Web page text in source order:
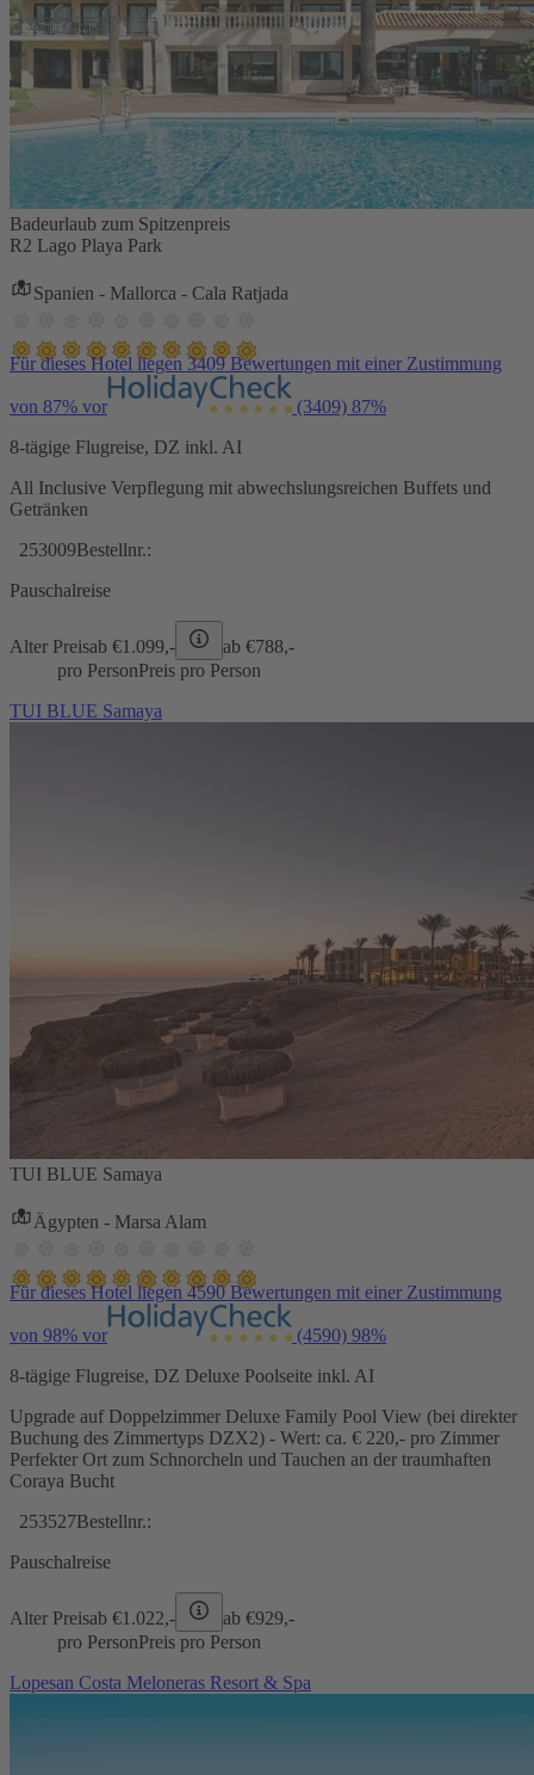
Badeurlaub zum Spitzenpreis
R2 Lago Playa Park
Spanien - Mallorca - Cala Ratjada
Für dieses Hotel liegen 3409 Bewertungen mit einer Zustimmung
von 87% vor (3409) 87%
8-tägige Flugreise, DZ inkl. AI
All Inclusive Verpflegung mit abwechslungsreichen Buffets und
Getränken
253009Bestellnr.:
Pauschalreise
Alter Preisab €1.099,- ab €788,-
pro PersonPreis pro Person
TUI BLUE Samaya
TUI BLUE Samaya
Ägypten - Marsa Alam
Für dieses Hotel liegen 4590 Bewertungen mit einer Zustimmung
von 98% vor (4590) 98%
8-tägige Flugreise, DZ Deluxe Poolseite inkl. AI
Upgrade auf Doppelzimmer Deluxe Family Pool View (bei direkter
Buchung des Zimmertyps DZX2) - Wert: ca. € 220,- pro Zimmer
Perfekter Ort zum Schnorcheln und Tauchen an der traumhaften
Coraya Bucht
253527Bestellnr.:
Pauschalreise
Alter Preisab €1.022,- ab €929,-
pro PersonPreis pro Person
Lopesan Costa Meloneras Resort & Spa